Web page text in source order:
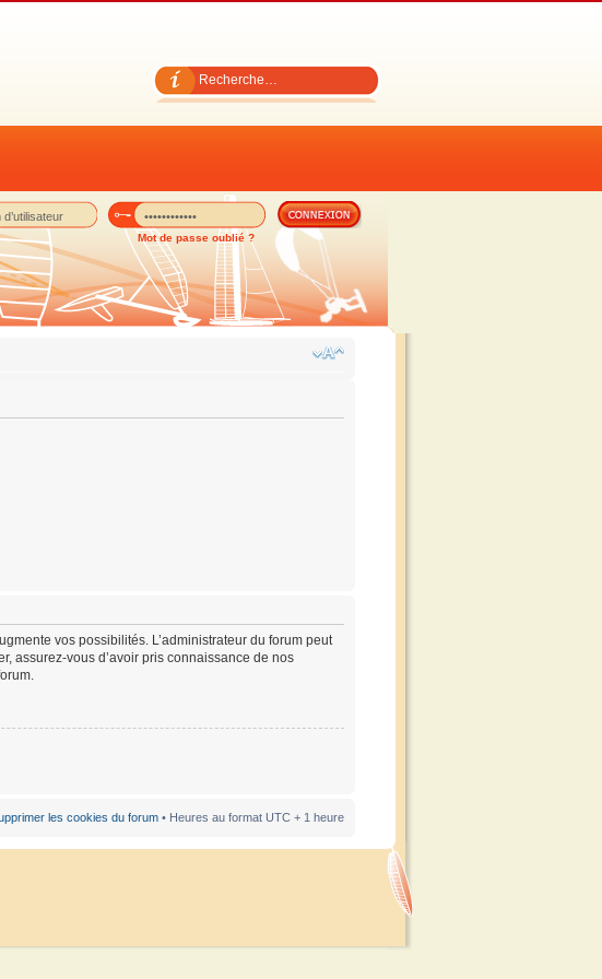
Mot de passe oublié ?
vos possibilités. L’administrateur du forum peut
assurez-vous d’avoir pris connaissance de nos
les cookies du forum • Heures au format UTC + 1 heure